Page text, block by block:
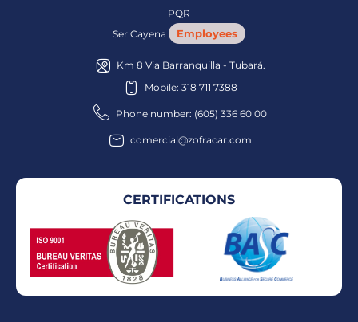
PQR
Ser Cayena
Employees
Km 8 Via Barranquilla - Tubará.
Mobile: 318 711 7388
Phone number: (605) 336 60 00
comercial@zofracar.com
CERTIFICATIONS